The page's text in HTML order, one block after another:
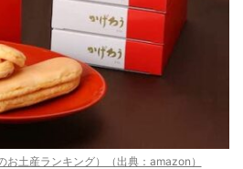
お土産ランキング）（出典：amazon）